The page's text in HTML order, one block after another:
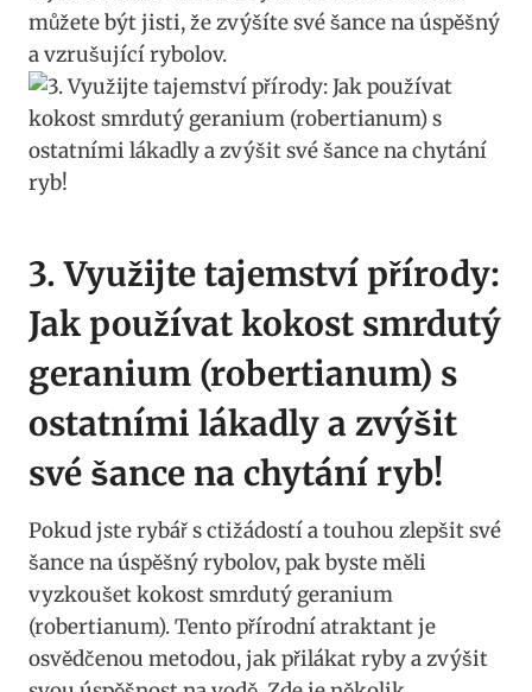
můžete být jisti, ‌že zvýšíte⁢ své šance na​ úspěšný
a vzrušující‌ rybolov.
3. Využijte tajemství přírody:
Jak používat kokost smrdutý
geranium⁢ (robertianum) s
ostatními ⁢lákadly a zvýšit
své šance na chytání ryb!
Pokud ‌jste rybář s ‌ctižádostí a touhou zlepšit své
šance na úspěšný⁢ rybolov,‍ pak byste měli
vyzkoušet kokost smrdutý geranium
(robertianum). Tento ​přírodní atraktant je
osvědčenou metodou, jak přilákat ryby a zvýšit​